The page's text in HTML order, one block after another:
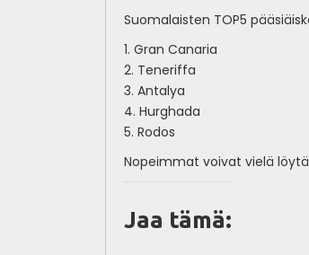
Suomalaisten TOP5
1. Gran Canaria
2. Teneriffa
3. Antalya
4. Hurghada
5. Rodos
Nopeimmat voivat vielä
Jaa tämä: